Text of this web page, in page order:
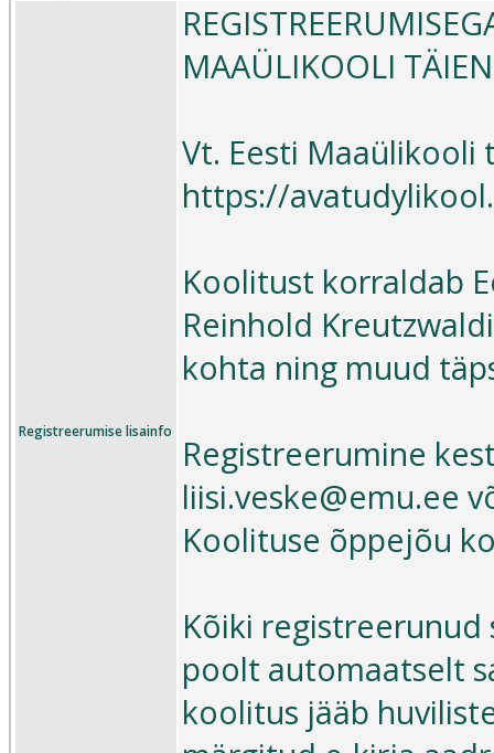
Registreerumise lisainfo
MAAÜLIKOOLI
Vt. Eesti
https://
Koolitust korraldab
Reinhold
kohta ning muud
Registreerumine
liisi.veske@emu.ee
Koolituse õppejõu
Kõiki
poolt automaatselt
koolitus jääb